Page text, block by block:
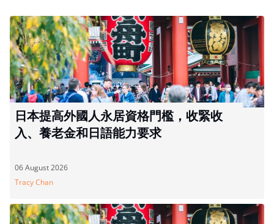
日本提高外國人永居資格門檻，收緊收
入、養老金和日語能力要求
06 August 2026
Tracy Chan